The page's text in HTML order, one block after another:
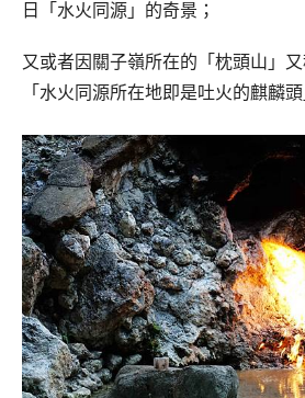
日「水火同源」的奇景；
又或者因關子嶺所在的「枕頭山」
「水火同源所在地即是吐火的麒麟